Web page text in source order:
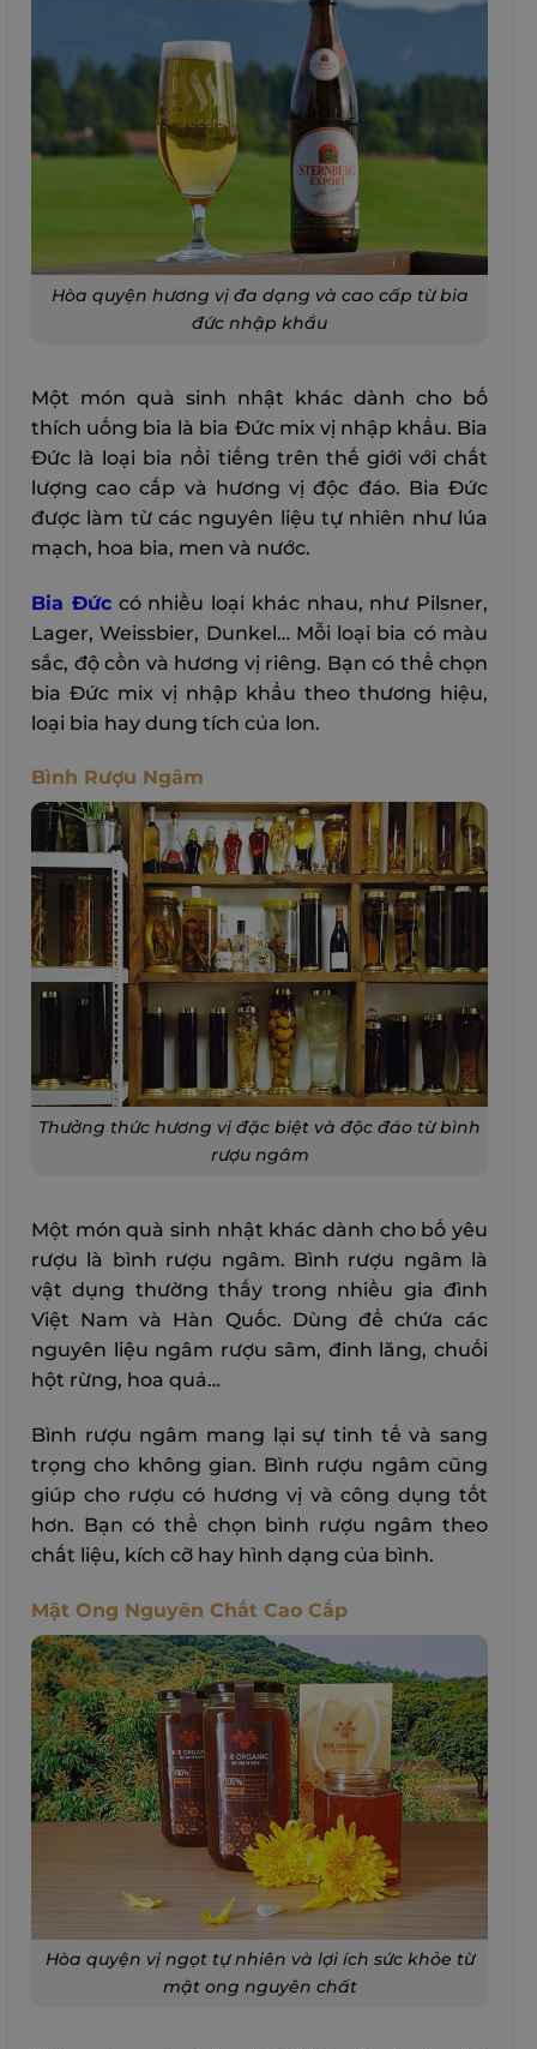
Hòa quyện hương vị đa dạng và cao cấp từ bia
đức nhập khẩu
Một món quà sinh nhật khác dành cho bố
thích uống bia là bia Đức mix vị nhập khẩu. Bia
Đức là loại bia nổi tiếng trên thế giới với chất
lượng cao cấp và hương vị độc đáo. Bia Đức
được làm từ các nguyên liệu tự nhiên như lúa
mạch, hoa bia, men và nước.
Bia Đứccó nhiều loại khác nhau, như Pilsner,
Lager, Weissbier, Dunkel… Mỗi loại bia có màu
sắc, độ cồn và hương vị riêng. Bạn có thể chọn
bia Đức mix vị nhập khẩu theo thương hiệu,
loại bia hay dung tích của lon.
Bình Rượu Ngâm
Thưởng thức hương vị đặc biệt và độc đáo từ bình
rượu ngâm
Một món quà sinh nhật khác dành cho bố yêu
rượu là bình rượu ngâm. Bình rượu ngâm là
vật dụng thường thấy trong nhiều gia đình
Việt Nam và Hàn Quốc. Dùng để chứa các
nguyên liệu ngâm rượu sâm, đinh lăng, chuối
hột rừng, hoa quả…
Bình rượu ngâm mang lại sự tinh tế và sang
trọng cho không gian. Bình rượu ngâm cũng
giúp cho rượu có hương vị và công dụng tốt
hơn. Bạn có thể chọn bình rượu ngâm theo
chất liệu, kích cỡ hay hình dạng của bình.
Mật Ong Nguyên Chất Cao Cấp
Hòa quyện vị ngọt tự nhiên và lợi ích sức khỏe từ
mật ong nguyên chất